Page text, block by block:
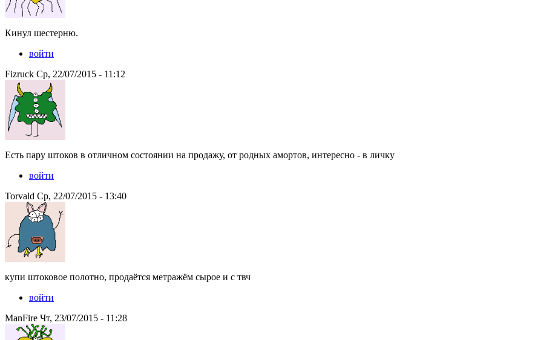
Кинул шестерню.
войти
Fizruck Ср, 22/07/2015 - 11:12
Есть пару штоков в отличном состоянии на продажу, от родных амортов, интересно - в личку
войти
Torvald Ср, 22/07/2015 - 13:40
купи штоковое полотно, продаётся метражём сырое и с твч
войти
ManFire Чт, 23/07/2015 - 11:28